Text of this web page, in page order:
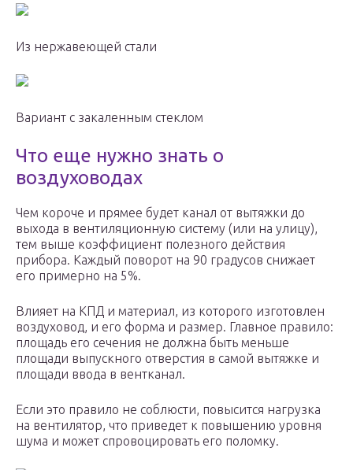
Из нержавеющей стали
Вариант с закаленным стеклом
Что еще нужно знать о
воздуховодах
Чем короче и прямее будет канал от вытяжки до
выхода в вентиляционную систему (или на улицу),
тем выше коэффициент полезного действия
прибора. Каждый поворот на 90 градусов снижает
его примерно на 5%.
Влияет на КПД и материал, из которого изготовлен
воздуховод, и его форма и размер. Главное правило:
площадь его сечения не должна быть меньше
площади выпускного отверстия в самой вытяжке и
площади ввода в вентканал.
Если это правило не соблюсти, повысится нагрузка
на вентилятор, что приведет к повышению уровня
шума и может спровоцировать его поломку.